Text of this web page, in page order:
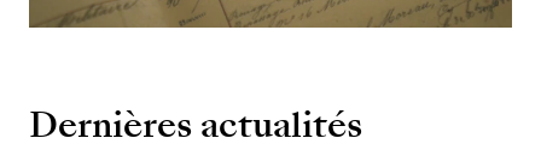
Dernières actualités